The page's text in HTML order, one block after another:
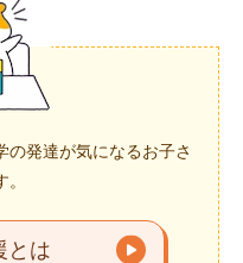
の発達が気になるお子さ
とは